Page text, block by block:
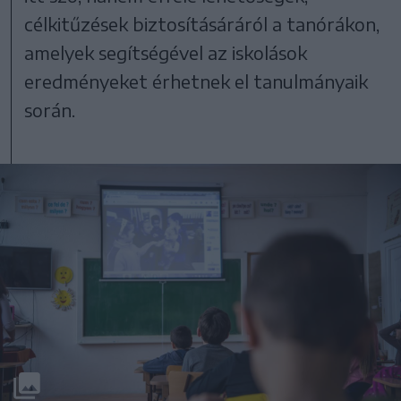
célkitűzések biztosításáráról a tanórákon,
amelyek segítségével az iskolások
eredményeket érhetnek el tanulmányaik
során.